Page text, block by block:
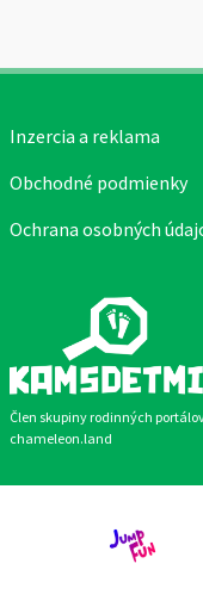
Člen skupiny rodinných
chameleon.land
Inzercia a reklama
Obchodné podmienky
Ochrana osobných